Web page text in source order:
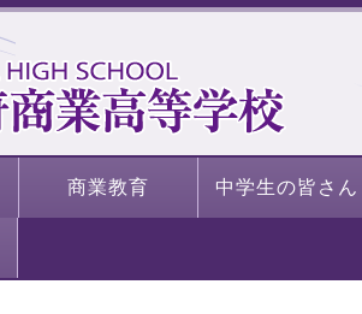
商業教育 中学生の皆さん